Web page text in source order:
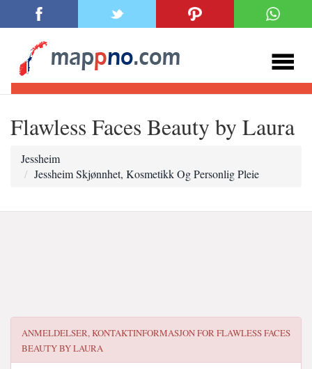
Flawless Faces Beauty by Laura
Jessheim
Jessheim Skjønnhet, Kosmetikk Og Personlig Pleie
ANMELDELSER, KONTAKTINFORMASJON FORFLAWLESS FACES
BEAUTY BY LAURA